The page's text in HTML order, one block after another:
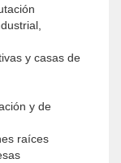
y casas de
y de
raíces